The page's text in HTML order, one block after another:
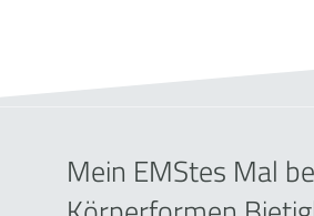
Mein EMStes Mal